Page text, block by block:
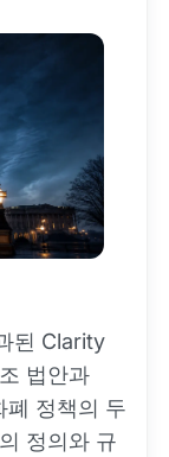
된 Clarity
법안과
폐 정책의 두
정의와 규